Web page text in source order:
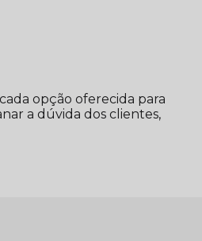
opção oferecida para
a dúvida dos clientes,